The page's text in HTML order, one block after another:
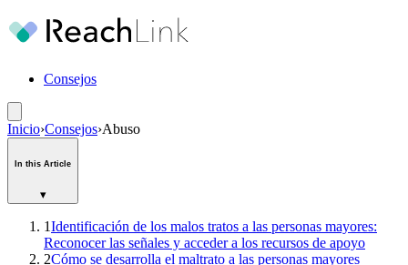
Consejos
Inicio›Consejos›Abuso
In this Article
▾
1Identificación de los malos tratos a las personas mayores:
Reconocer las señales y acceder a los recursos de apoyo
2Cómo se desarrolla el maltrato a las personas mayores